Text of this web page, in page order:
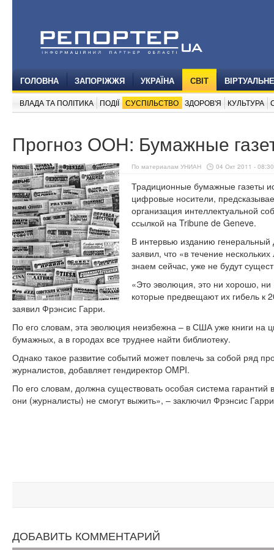
ГОЛОВНА ЗАПОРІЖЖЯ УКРАЇНА СВІТ
ВЛАДА ТА ПОЛІТИКА ПОДІЇ СУСПІЛЬСТВО ЗДОРОВ'Я КУЛЬТУРА
Прогноз ООН: Бумажные
По материалам УНИАН 04 Окт 2011 - 08:30
Традиционные бумажные газеты
цифровые носители,
организация интеллектуальной
ссылкой на Tribune de Geneve.
В интервью изданию генеральный
заявил, что «в течение
знаем сейчас, уже не будут
«Это эволюция, это ни хорошо,
которые предвещают их гибель к
заявил Фрэнсис Гарри.
По его словам, эта эволюция неизбежна – в США уже книги на
бумажных, а в городах все труднее найти библиотеку.
Однако такое развитие событий может повлечь за собой ряд
журналистов, добавляет гендиректор OMPI.
По его словам, должна существовать особая система
они (журналисты) не смогут выжить», – заключил Фрэнсис
ДОБАВИТЬ КОММЕНТАРИЙ